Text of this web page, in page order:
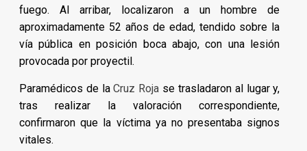
fuego. Al arribar, localizaron a un hombre de
aproximadamente 52 años de edad, tendido sobre la
vía pública en posición boca abajo, con una lesión
provocada por proyectil.
Paramédicos de laCruz Roja se trasladaron al lugar y,
tras realizar la valoración correspondiente,
confirmaron que la víctima ya no presentaba signos
vitales.